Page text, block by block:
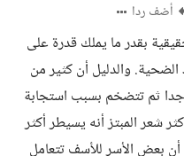
أضف ردا
بقدر ما يملك قدرة على
والدليل أن كثير من
جدا ثم تتضخم بسبب استجابة
شعر المبتز أنه يسيطر أكثر
بعض الأسر للأسف تتعامل